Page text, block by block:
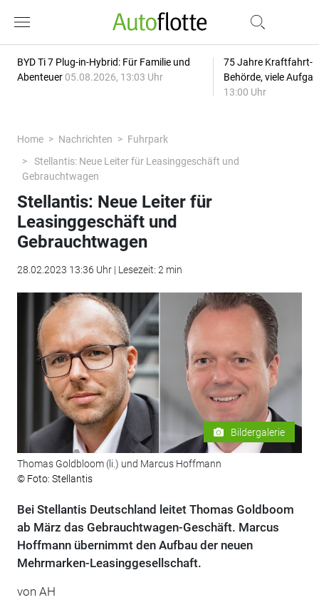
BYD Ti 7 Plug-in-Hybrid: Für Familie und
Abenteuer 05.08.2026, 13:03 Uhr
75 Jahre Kraftfahrt-
Behörde, viele
13:00 Uhr
Home Nachrichten
Fuhrpark
Stellantis: Neue Leiter für Leasinggeschäft und
Gebrauchtwagen
Stellantis: Neue Leiter für
Leasinggeschäft und
Gebrauchtwagen
28.02.2023 13:36 Uhr | Lesezeit: 2 min
Bildergalerie
Thomas Goldbloom (li.) und Marcus Hoffmann
© Foto: Stellantis
Bei Stellantis Deutschland leitet Thomas Goldboom
ab März das Gebrauchtwagen-Geschäft. Marcus
Hoffmann übernimmt den Aufbau der neuen
Mehrmarken-Leasinggesellschaft.
von AH